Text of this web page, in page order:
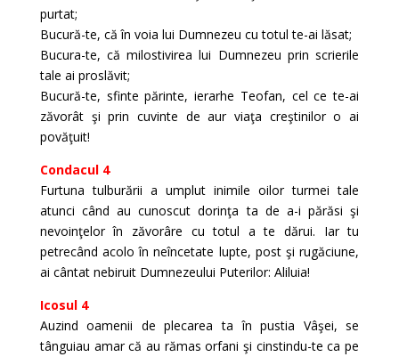
purtat;
Bucură-te, că în voia lui Dumnezeu cu totul te-ai lăsat;
Bucura-te, că milostivirea lui Dumnezeu prin scrierile
tale ai proslăvit;
Bucură-te, sfinte părinte, ierarhe Teofan, cel ce te-ai
zăvorât şi prin cuvinte de aur viaţa creştinilor o ai
povăţuit!
Condacul 4
Furtuna tulburării a umplut inimile oilor turmei tale
atunci când au cunoscut dorinţa ta de a-i părăsi şi
nevoinţelor în zăvorâre cu totul a te dărui. Iar tu
petrecând acolo în neîncetate lupte, post şi rugăciune,
ai cântat nebiruit Dumnezeului Puterilor: Aliluia!
Icosul 4
Auzind oamenii de plecarea ta în pustia Vâşei, se
tânguiau amar că au rămas orfani şi cinstindu-te ca pe